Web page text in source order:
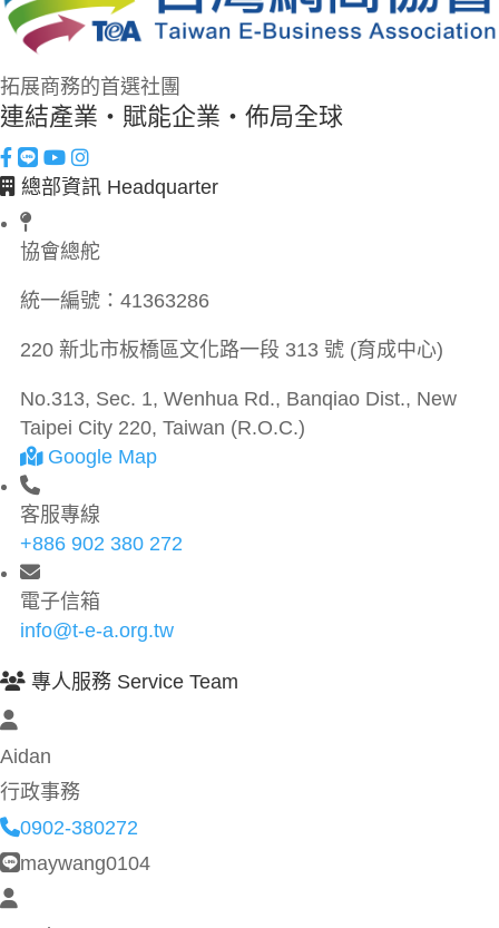
拓展商務的首選社團
連結產業・賦能企業・佈局全球
總部資訊 Headquarter
協會總舵
統一編號： 41363286
220 新北市板橋區文化路一段 313 號 (育成中心)
No.313, Sec. 1, Wenhua Rd., Banqiao Dist., New
Taipei City 220, Taiwan (R.O.C.)
Google Map
客服專線
+886 902 380 272
電子信箱
info@t-e-a.org.tw
專人服務 Service Team
Aidan
行政事務
0902-380272
maywang0104